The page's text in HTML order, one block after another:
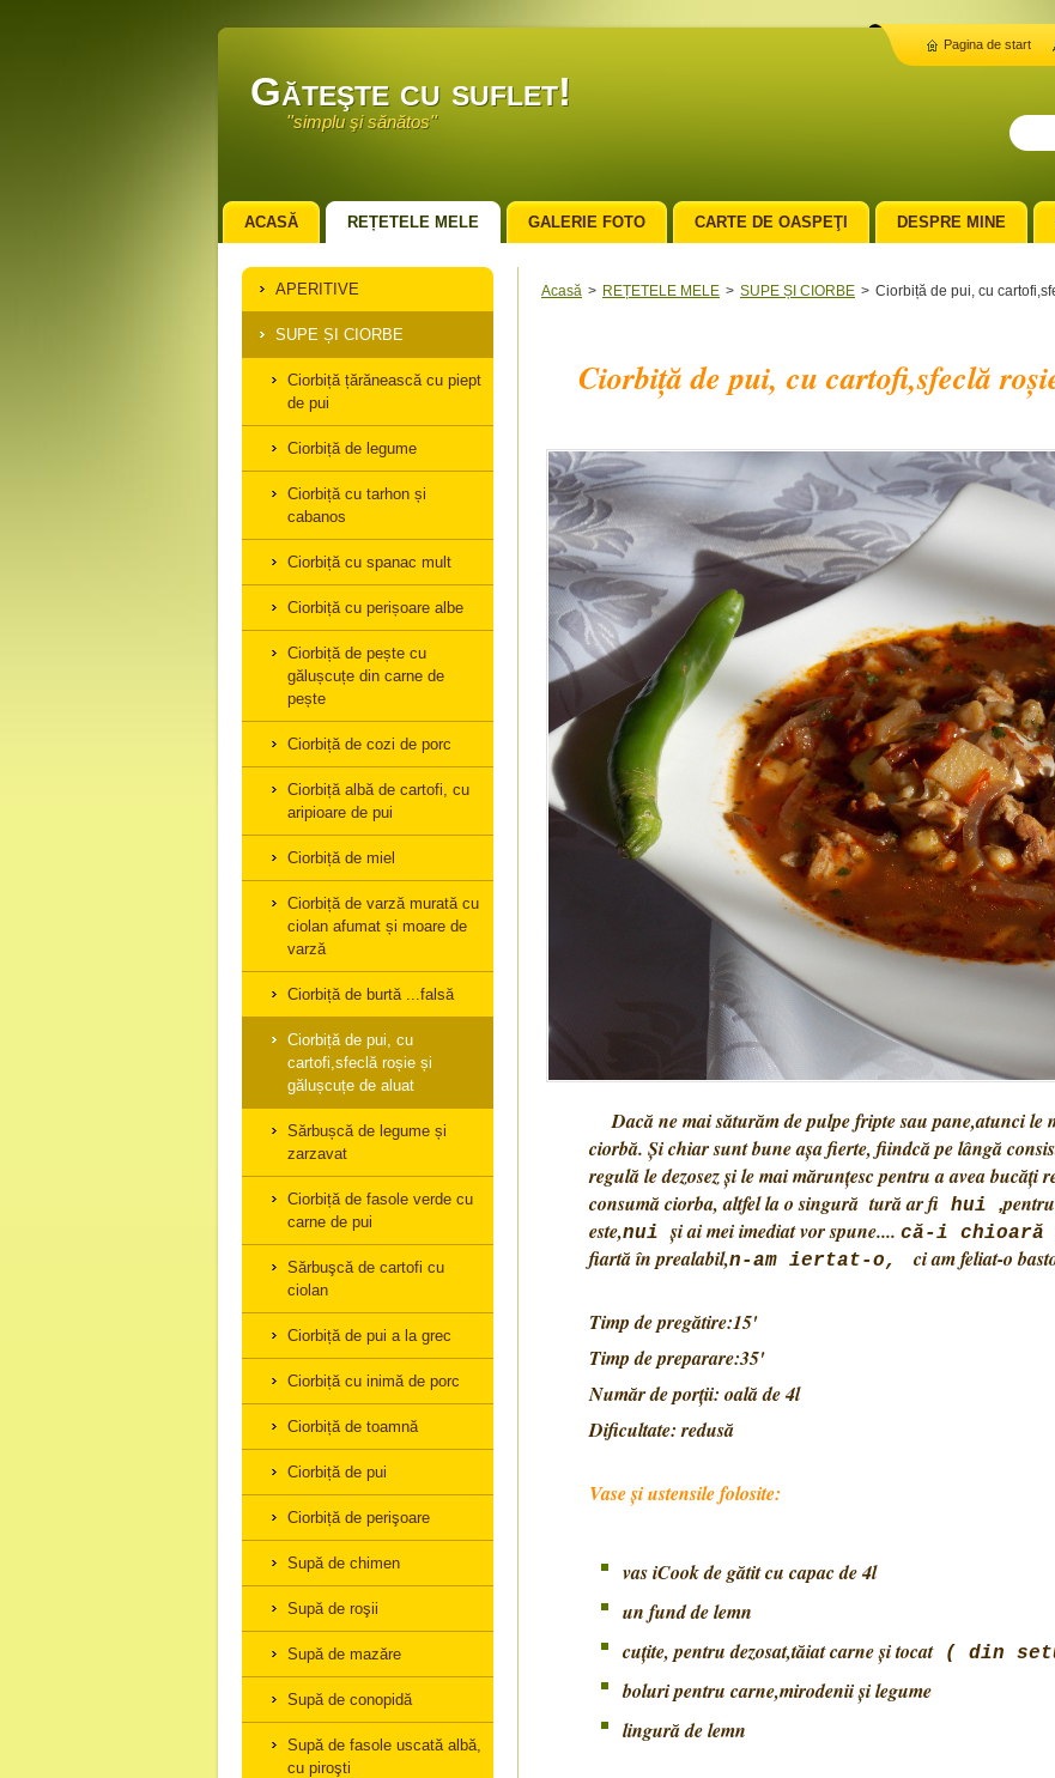
Găteşte cu suflet!
''simplu şi sănătos''
Acasă > REȚETELE MELE > SUPE ȘI CIORBE > Ciorbiță de pui, cu
Ciorbiță de pui, cu cartofi,sfeclă
Dacă ne mai săturăm de pulpe fripte sau pane,atunci le
ciorbă. Și chiar sunt bune așa fierte, fiindcă pe lângă
regulă le dezosez și le mai mărunțesc pentru a avea bucăți
consumă ciorba, altfel la o singură tură ar fi hui ,
este,nuiși ai mei imediat vor spune.... că-i chioară
fiartă în prealabil,n-am iertat-o, ci am feliat-o
Timp de pregătire:15'
Timp de preparare:35'
Număr de porții: oală de 4l
Dificultate: redusă
Vase și ustensile folosite:
vas iCook de gătit cu capac de 4l
un fund de lemn
cuțite, pentru dezosat,tăiat carne și tocat( din
boluri pentru carne,mirodenii și legume
lingură de lemn
APERITIVE
SUPE ȘI CIORBE
Ciorbiță țărănească cu piept
de pui
Ciorbiță de legume
Ciorbiță cu tarhon și
cabanos
Ciorbiță cu spanac mult
Ciorbiță cu perișoare albe
Ciorbiță de pește cu
gălușcuțe din carne de
pește
Ciorbiță de cozi de porc
Ciorbiță albă de cartofi, cu
aripioare de pui
Ciorbiță de miel
Ciorbiță de varză murată cu
ciolan afumat și moare de
varză
Ciorbiță de burtă ...falsă
Ciorbiță de pui, cu
cartofi,sfeclă roșie și
gălușcuțe de aluat
Sărbușcă de legume și
zarzavat
Ciorbiță de fasole verde cu
carne de pui
Sărbuşcă de cartofi cu
ciolan
Ciorbiță de pui a la grec
Ciorbiță cu inimă de porc
Ciorbiță de toamnă
Ciorbiță de pui
Ciorbiță de perişoare
Supă de chimen
Supă de roşii
Supă de mazăre
Supă de conopidă
Supă de fasole uscată albă,
cu piroşti
ACASĂ REȚETELE MELE GALERIE FOTO CARTE DE OASPEŢI DESPRE MINE
Pagina de start